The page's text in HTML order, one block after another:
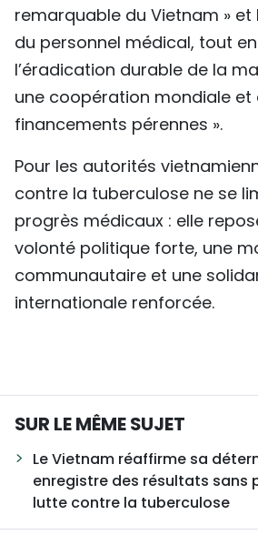
remarquable du Vietnam » et
du personnel médical, tout
l’éradication durable de la
une coopération mondiale et
financements pérennes ».
Pour les autorités
contre la tuberculose ne se
progrès médicaux : elle
volonté politique forte, une
communautaire et une
internationale renforcée.
SUR LE MÊME SUJET
Le Vietnam réaffirme sa
enregistre des résultats sans
lutte contre la tuberculose